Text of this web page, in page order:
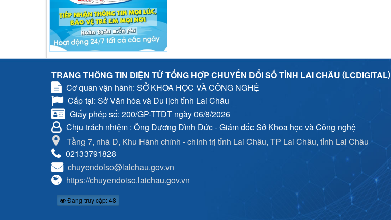
TRANG THÔNG TIN ĐIỆN TỬ TỔNG HỢP CHUYỂN ĐỔI SỐ TỈNH LAI CHÂU (LCDIGITAL)
Cơ quan vận hành: SỞ KHOA HỌC VÀ CÔNG NGHỆ
Cấp tại: Sở Văn hóa và Du lịch tỉnh Lai Châu
Giấy phép số: 200/GP-TTĐT ngày 06/8/2026
Chịu trách nhiệm : Ông Dương Đình Đức - Giám đốc Sở Khoa học và Công nghệ
Tầng 7, nhà D, Khu Hành chính - chính trị tỉnh Lai Châu, TP Lai Châu, tỉnh Lai Châu
02133791828
chuyendoiso@laichau.gov.vn
https://chuyendoiso.laichau.gov.vn
Đang truy cập: 48